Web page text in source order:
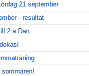
21 september
- resultat
2:a Dan